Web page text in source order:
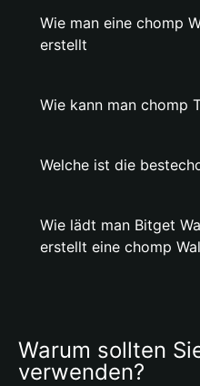
Wie man eine chomp
erstellt
Wie kann man chomp
Welche ist die
Wie lädt man Bitget
erstellt eine chomp
Warum sollten
verwenden?